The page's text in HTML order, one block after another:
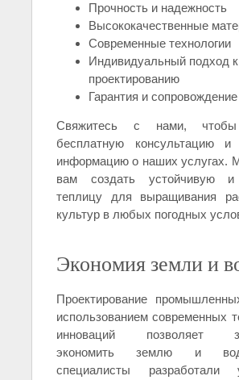
Прочность и надежность
Высококачественные
Современные технологии
Индивидуальный подход к
проектированию
Гарантия и
Свяжитесь с нами, чтобы
бесплатную консультацию и
информацию о наших услугах.
вам создать устойчивую
теплицу для выращивания
культур в любых погодных
Экономия земли и
Проектирование
использованием современных
инноваций позволяет
экономить землю и
специалисты разработали